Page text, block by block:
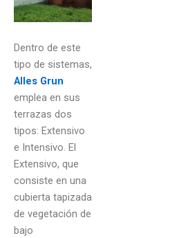
Dentro de este
tipo de sistemas,
Alles Grun
emplea en sus
terrazas dos
tipos: Extensivo
e Intensivo. El
Extensivo, que
consiste en una
cubierta tapizada
de vegetación de
bajo